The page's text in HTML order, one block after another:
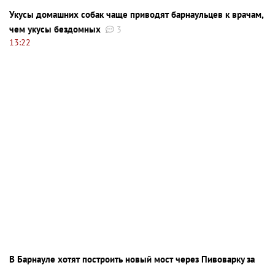
Укусы домашних собак чаще приводят барнаульцев к врачам,
чем укусы бездомных
3
13:22
В Барнауле хотят построить новый мост через Пивоварку за